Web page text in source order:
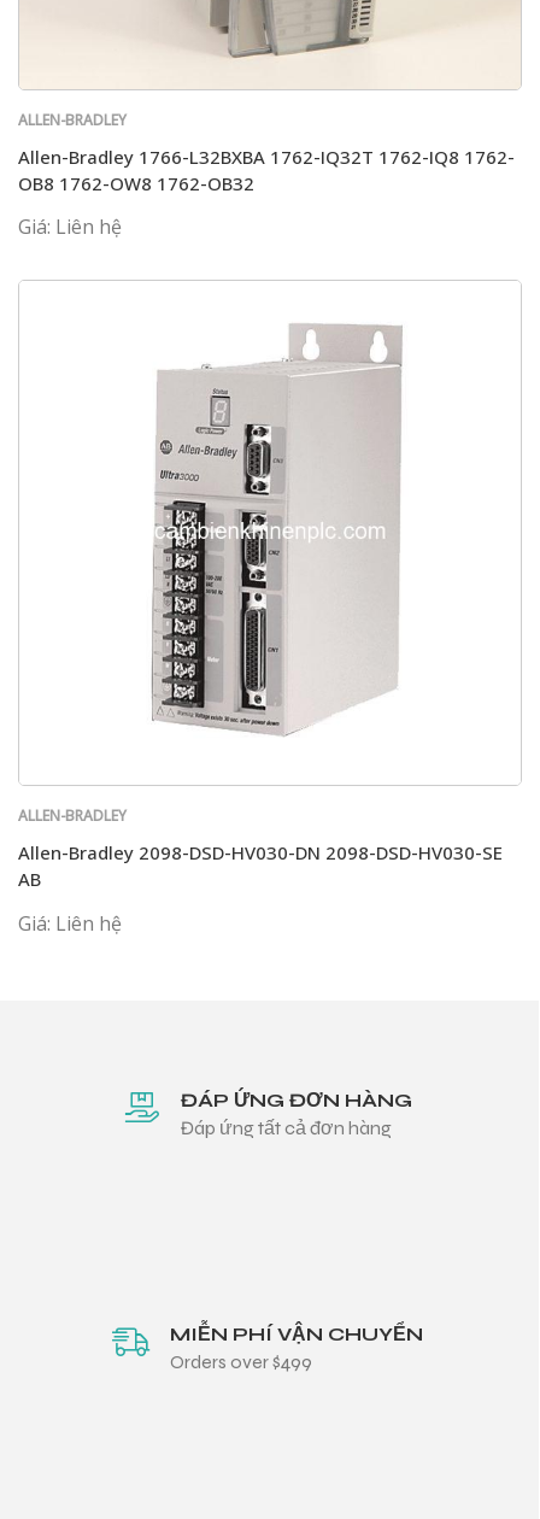
ALLEN-BRADLEY
Allen-Bradley 1766-L32BXBA 1762-IQ32T 1762-IQ8 1762-
OB8 1762-OW8 1762-OB32
Giá: Liên hệ
ALLEN-BRADLEY
Allen-Bradley 2098-DSD-HV030-DN 2098-DSD-HV030-SE
AB
Giá: Liên hệ
ĐÁP ỨNG ĐƠN HÀNG
Đáp ứng tất cả đơn hàng
MIỄN PHÍ VẬN CHUYỂN
Orders over $499